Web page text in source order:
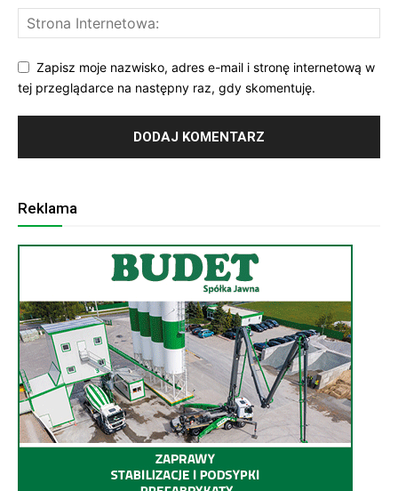
Zapisz moje nazwisko, adres e-mail i stronę internetową w
tej przeglądarce na następny raz, gdy skomentuję.
Reklama